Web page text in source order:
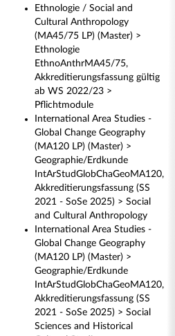
Ethnologie / Social and
Cultural Anthropology
(MA45/75 LP) (Master) >
Ethnologie
EthnoAnthrMA45/75,
Akkreditierungsfassung gültig
ab WS 2022/23 >
Pflichtmodule
International Area Studies -
Global Change Geography
(MA120 LP) (Master) >
Geographie/Erdkunde
IntArStudGlobChaGeoMA120,
Akkreditierungsfassung (SS
2021 - SoSe 2025) > Social
and Cultural Anthropology
International Area Studies -
Global Change Geography
(MA120 LP) (Master) >
Geographie/Erdkunde
IntArStudGlobChaGeoMA120,
Akkreditierungsfassung (SS
2021 - SoSe 2025) > Social
Sciences and Historical